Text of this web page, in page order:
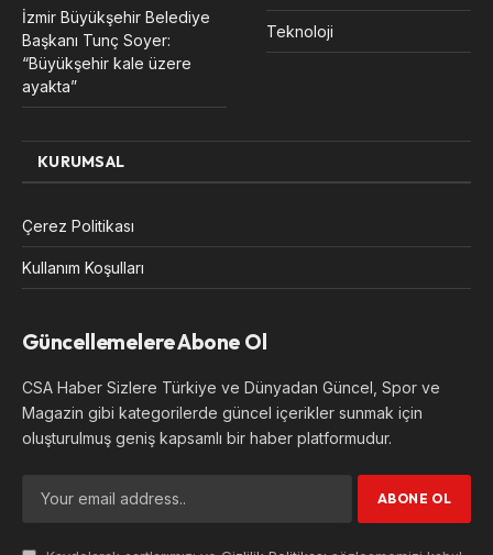
İzmir Büyükşehir Belediye
Başkanı Tunç Soyer:
“Büyükşehir kale üzere
ayakta”
Teknoloji
KURUMSAL
Çerez Politikası
Kullanım Koşulları
Güncellemelere Abone Ol
CSA Haber Sizlere Türkiye ve Dünyadan Güncel, Spor ve
Magazin gibi kategorilerde güncel içerikler sunmak için
oluşturulmuş geniş kapsamlı bir haber platformudur.